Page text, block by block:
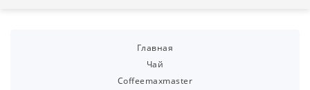
Главная
Чай
Coffeemaxmaster